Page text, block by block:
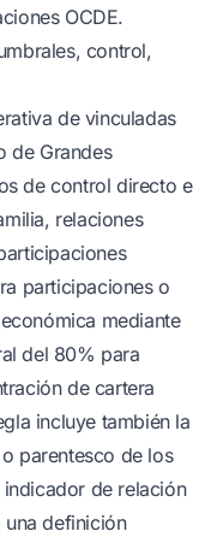
OCDE.
control,
de vinculadas
de Grandes
de control directo e
relaciones
participaciones o
mediante
del 80% para
de cartera
incluye también la
parentesco de los
de relación
definición